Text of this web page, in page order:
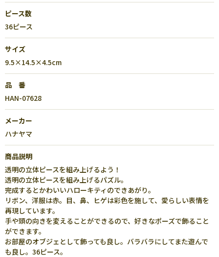
ピース数
36ピース
サイズ
9.5×14.5×4.5cm
品 番
HAN-07628
メーカー
ハナヤマ
商品説明
透明の立体ピースを組み上げるよう！
透明の立体ピースを組み上げるパズル。
完成するとかわいいハローキティのできあがり。
リボン、洋服は赤。目、鼻、ヒゲは彩色を施して、愛らしい表情を
再現しています。
手や頭の向きを変えることができるので、好きなポーズで飾ること
ができます。
お部屋のオブジェとして飾っても良し。バラバラにしてまた遊んで
も良し。36ピース。